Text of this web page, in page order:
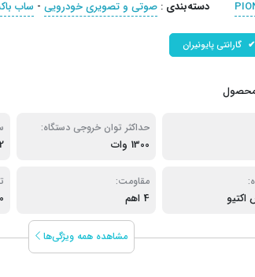
دسته‌بندی : صوتی و تصویری خودرویی - ساب
گارانتی پایونیران
محصول
حداکثر توان خروجی دستگاه:
1300 وات 12
مقاومت:
4 اهم
مشاهده همه ویژگی‌ها